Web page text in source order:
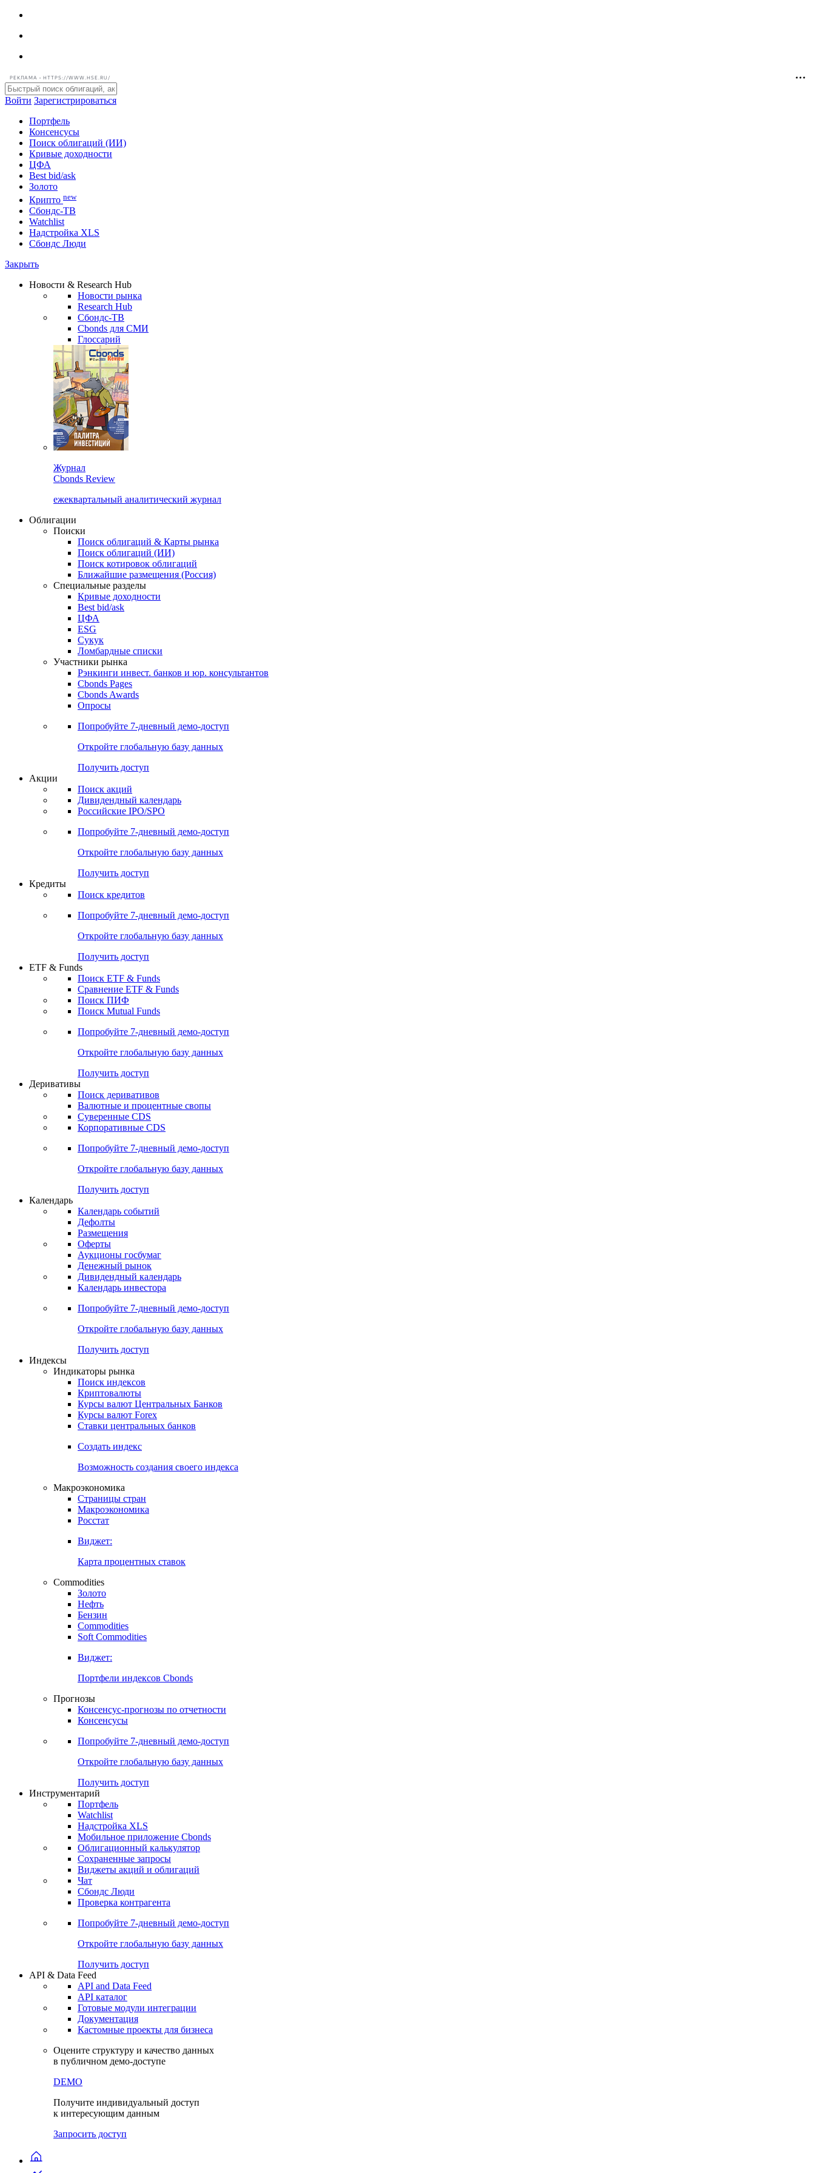
РЕКЛАМА • HTTPS://WWW.HSE.RU/
Войти Зарегистрироваться
Портфель
Консенсусы
Поиск облигаций (ИИ)
Кривые доходности
ЦФА
Best bid/ask
Золото
Криптоnew
Сбондс-ТВ
Надстройка XLS
Сбондс Люди
Новости & Research Hub
Новости рынка
Research Hub
Сбондс-ТВ
Cbonds для СМИ
Глоссарий
Журнал
Cbonds Review
ежеквартальный аналитический журнал
Облигации
Поиски
Поиск облигаций & Карты рынка
Поиск облигаций (ИИ)
Поиск котировок облигаций
Ближайшие размещения (Россия)
Специальные разделы
Кривые доходности
Best bid/ask
ЦФА
ESG
Сукук
Ломбардные списки
Участники рынка
Рэнкинги инвест. банков и юр. консультантов
Cbonds Pages
Cbonds Awards
Опросы
Попробуйте7-дневный
Откройте глобальную базу данных
Получить доступ
Акции
Поиск акций
Дивидендный календарь
Российские IPO/SPO
Попробуйте7-дневный
Откройте глобальную базу данных
Получить доступ
Кредиты
Поиск кредитов
Попробуйте7-дневный
Откройте глобальную базу данных
Получить доступ
ETF & Funds
Поиск ETF & Funds
Сравнение ETF & Funds
Поиск ПИФ
Поиск Mutual Funds
Попробуйте7-дневный
Откройте глобальную базу данных
Получить доступ
Деривативы
Поиск деривативов
Валютные и процентные свопы
Суверенные CDS
Корпоративные CDS
Попробуйте7-дневный
Откройте глобальную базу данных
Получить доступ
Календарь
Календарь событий
Дефолты
Размещения
Оферты
Аукционы госбумаг
Денежный рынок
Дивидендный календарь
Календарь инвестора
Попробуйте7-дневный
Получить доступ
Индикаторы рынка
Поиск индексов
Криптовалюты
Курсы валют Центральных Банков
Курсы валют Forex
Ставки центральных банков
Создать индекс
Возможность создания своего индекса
Макроэкономика
Страницы стран
Макроэкономика
Росстат
Виджет:
Карта процентных ставок
Commodities
Золото
Нефть
Бензин
Commodities
Soft Commodities
Виджет:
Портфели индексов Cbonds
Прогнозы
Консенсус-прогнозы по отчетности
Консенсусы
Попробуйте7-дневный
Откройте глобальную базу данных
Получить доступ
Инструментарий
Портфель
Watchlist
Надстройка XLS
Мобильное приложение Cbonds
Облигационный калькулятор
Сохраненные запросы
Виджеты акций и облигаций
Чат
Сбондс Люди
Проверка контрагента
Попробуйте7-дневный
Откройте глобальную базу данных
Получить доступ
API & Data Feed
API and Data Feed
API каталог
Документация
Кастомные проекты для бизнеса
Оцените структуру и качество данных
в публичном демо-доступе
DEMO
Получите индивидуальный доступ